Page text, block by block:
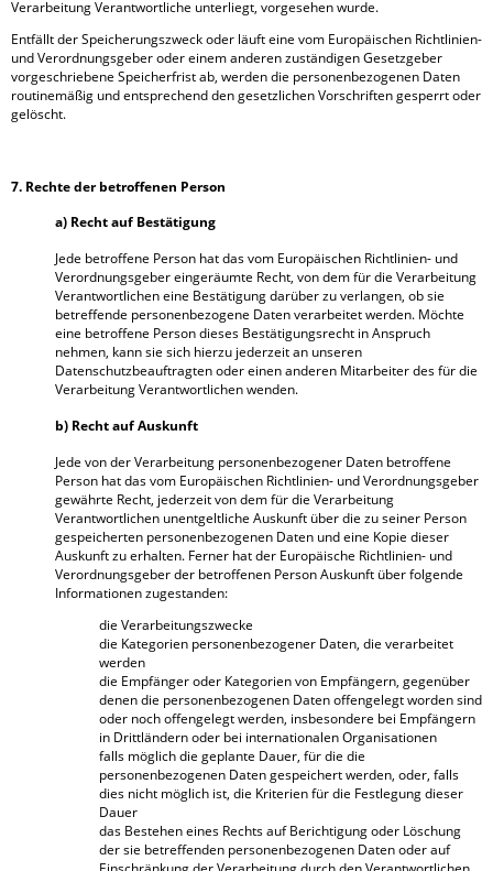
Verarbeitung Verantwortliche unterliegt, vorgesehen wurde.
Entfällt der Speicherungszweck oder läuft eine vom Europäischen Richtlinien-
und Verordnungsgeber oder einem anderen zuständigen Gesetzgeber
vorgeschriebene Speicherfrist ab, werden die personenbezogenen Daten
routinemäßig und entsprechend den gesetzlichen Vorschriften gesperrt oder
gelöscht.
7. Rechte der betroffenen Person
a) Recht auf Bestätigung
Jede betroffene Person hat das vom Europäischen Richtlinien- und
Verordnungsgeber eingeräumte Recht, von dem für die Verarbeitung
Verantwortlichen eine Bestätigung darüber zu verlangen, ob sie
betreffende personenbezogene Daten verarbeitet werden. Möchte
eine betroffene Person dieses Bestätigungsrecht in Anspruch
nehmen, kann sie sich hierzu jederzeit an unseren
Datenschutzbeauftragten oder einen anderen Mitarbeiter des für die
Verarbeitung Verantwortlichen wenden.
b) Recht auf Auskunft
Jede von der Verarbeitung personenbezogener Daten betroffene
Person hat das vom Europäischen Richtlinien- und Verordnungsgeber
gewährte Recht, jederzeit von dem für die Verarbeitung
Verantwortlichen unentgeltliche Auskunft über die zu seiner Person
gespeicherten personenbezogenen Daten und eine Kopie dieser
Auskunft zu erhalten. Ferner hat der Europäische Richtlinien- und
Verordnungsgeber der betroffenen Person Auskunft über folgende
Informationen zugestanden:
die Verarbeitungszwecke
die Kategorien personenbezogener Daten, die verarbeitet
werden
die Empfänger oder Kategorien von Empfängern, gegenüber
denen die personenbezogenen Daten offengelegt worden sind
oder noch offengelegt werden, insbesondere bei Empfängern
in Drittländern oder bei internationalen Organisationen
falls möglich die geplante Dauer, für die die
personenbezogenen Daten gespeichert werden, oder, falls
dies nicht möglich ist, die Kriterien für die Festlegung dieser
Dauer
das Bestehen eines Rechts auf Berichtigung oder Löschung
der sie betreffenden personenbezogenen Daten oder auf